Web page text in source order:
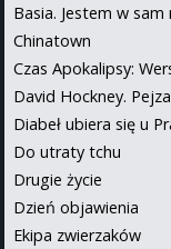
Basia. Jestem w sam
Chinatown
Czas Apokalipsy:
David Hockney.
Diabeł ubiera się u
Do utraty tchu
Drugie życie
Dzień objawienia
Ekipa zwierzaków